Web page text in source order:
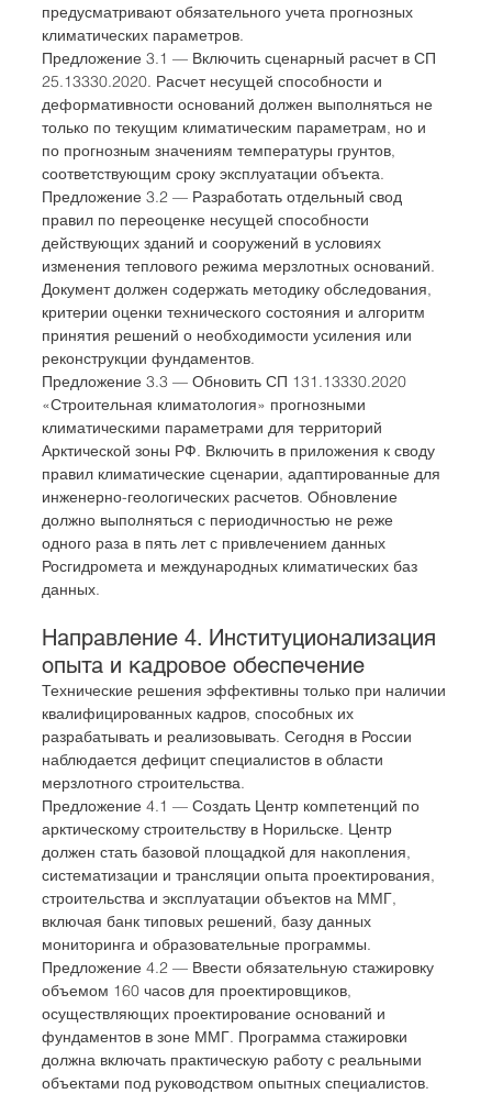
предусматривают обязательного учета прогнозных
климатических параметров.
Предложение 3.1 — Включить сценарный расчет в СП
25.13330.2020. Расчет несущей способности и
деформативности оснований должен выполняться не
только по текущим климатическим параметрам, но и
по прогнозным значениям температуры грунтов,
соответствующим сроку эксплуатации объекта.
Предложение 3.2 — Разработать отдельный свод
правил по переоценке несущей способности
действующих зданий и сооружений в условиях
изменения теплового режима мерзлотных оснований.
Документ должен содержать методику обследования,
критерии оценки технического состояния и алгоритм
принятия решений о необходимости усиления или
реконструкции фундаментов.
Предложение 3.3 — Обновить СП 131.13330.2020
«Строительная климатология» прогнозными
климатическими параметрами для территорий
Арктической зоны РФ. Включить в приложения к своду
правил климатические сценарии, адаптированные для
инженерно-геологических расчетов. Обновление
должно выполняться с периодичностью не реже
одного раза в пять лет с привлечением данных
Росгидромета и международных климатических баз
данных.
Направление 4. Институционализация
опыта и кадровое обеспечение
Технические решения эффективны только при наличии
квалифицированных кадров, способных их
разрабатывать и реализовывать. Сегодня в России
наблюдается дефицит специалистов в области
мерзлотного строительства.
Предложение 4.1 — Создать Центр компетенций по
арктическому строительству в Норильске. Центр
должен стать базовой площадкой для накопления,
систематизации и трансляции опыта проектирования,
строительства и эксплуатации объектов на ММГ,
включая банк типовых решений, базу данных
мониторинга и образовательные программы.
Предложение 4.2 — Ввести обязательную стажировку
объемом 160 часов для проектировщиков,
осуществляющих проектирование оснований и
фундаментов в зоне ММГ. Программа стажировки
должна включать практическую работу с реальными
объектами под руководством опытных специалистов.